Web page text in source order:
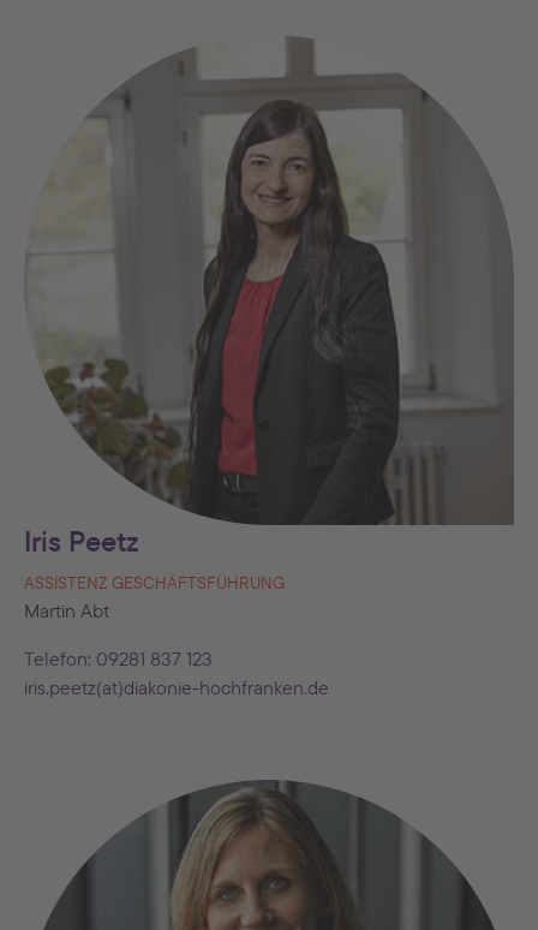
Iris Peetz
ASSISTENZ GESCHÄFTSFÜHRUNG
Martin Abt
Telefon: 09281 837 123
iris.peetz(at)diakonie-hochfranken.de